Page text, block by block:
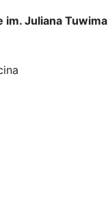
im. Juliana Tuwima